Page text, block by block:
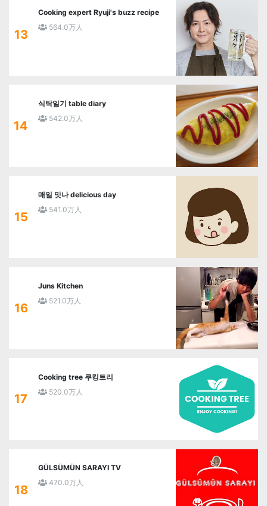
13
Cooking expert Ryuji's buzz recipe
564.0万人
14
식탁일기 table diary
542.0万人
15
매일 맛나 delicious day
541.0万人
16
Juns Kitchen
521.0万人
17
Cooking tree 쿠킹트리
520.0万人
18
GÜLSÜMÜN SARAYI TV
470.0万人